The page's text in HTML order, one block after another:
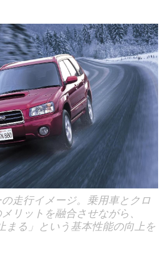
走行イメージ。乗用車とクロ
リットを融合させながら、
まる」という基本性能の向上を